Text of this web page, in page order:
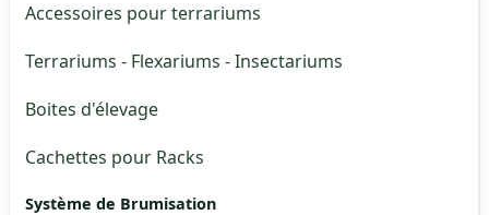
Accessoires pour terrariums
Terrariums - Flexariums - Insectariums
Boites d'élevage
Cachettes pour Racks
Système de Brumisation